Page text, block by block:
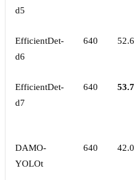
d5
EfficientDet-
d6
640 52.6
EfficientDet-
d7
640 53.7
DAMO-
YOLOt
640 42.0